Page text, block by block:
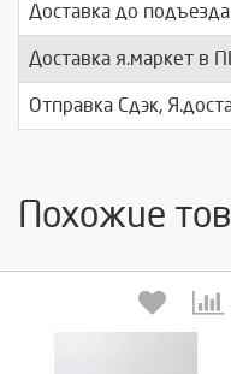
Доставка до
Доставка я.маркет в
Отправка Сдэк,
Похожие